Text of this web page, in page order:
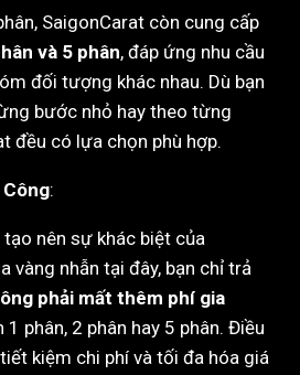
SaigonCarat còn cung cấp
và 5 phân, đáp ứng nhu cầu
đối tượng khác nhau. Dù bạn
bước nhỏ hay theo từng
đều có lựa chọn phù hợp.
:
nên sự khác biệt của
vàng nhẫn tại đây, bạn chỉ trả
phải mất thêm phí gia
1 phân, 2 phân hay 5 phân. Điều
kiệm chi phí và tối đa hóa giá